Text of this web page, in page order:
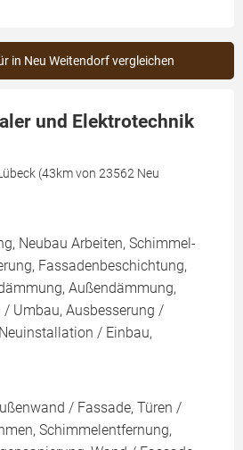
in Neu Weitendorf vergleichen
und Elektrotechnik
(43km von 23562 Neu
Neubau Arbeiten, Schimmel-
Fassadenbeschichtung,
Außendämmung,
/ Umbau, Ausbesserung /
/ Einbau,
/ Fassade, Türen /
Schimmelentfernung,